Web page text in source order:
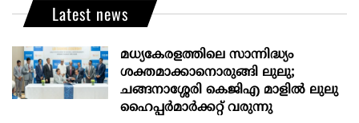
Latest news
മധ്യകേരളത്തിലെ സാന്നിദ്ധ്യം
ശക്തമാക്കാനൊരുങ്ങി ലുലു;
ചങ്ങനാശ്ശേരി കെജിഎ മാളിൽ ലുലു
ഹൈപ്പർമാർക്കറ്റ് വരുന്നു